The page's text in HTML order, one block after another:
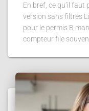
En bref, ce qu’il faut
version sans filtres
pour le permis B
compteur file